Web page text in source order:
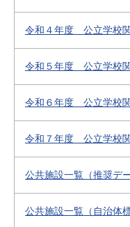
令和４年度 公立学校
令和５年度 公立学校
令和６年度 公立学校
令和７年度 公立学校
公共施設一覧（推奨デ
公共施設一覧（自治体